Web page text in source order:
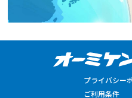
プライバシー
ご利用条件